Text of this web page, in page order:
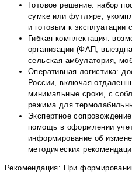
Готовое решение: набор
сумке или футляре,
и готовым к эксплуатации
Гибкая комплектация:
организации (ФАП,
сельская амбулатория,
Оперативная логистика:
России, включая
минимальные сроки, с
режима для
Экспертное
помощь в оформлении
информирование об
методических
Рекомендация: При